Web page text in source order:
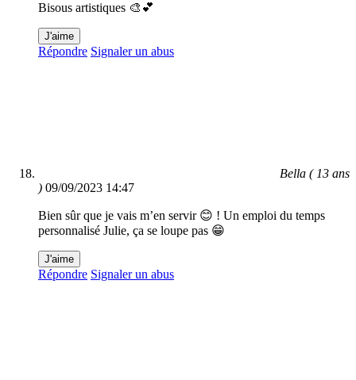
Bisous artistiques 🎨💕
J'aime
Répondre Signaler un abus
Bella ( 13 ans
) 09/09/2023 14:47
Bien sûr que je vais m’en servir 😊 ! Un emploi du temps
personnalisé Julie, ça se loupe pas 😁
J'aime
Répondre Signaler un abus